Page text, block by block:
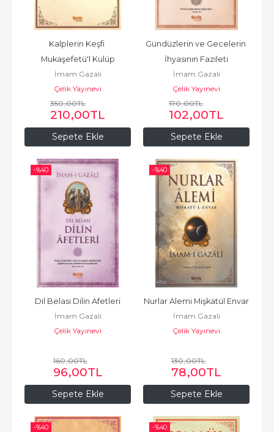
Sepete Ekle
Kalplerin Keşfi
Mukaşefetü'l Kulüp
İmam Gazali
Çelik Yayınevi
350,00TL
210,00TL
Sepete Ekle
Gündüzlerin ve Gecelerin
İhyasının Fazileti
İmam Gazali
Çelik Yayınevi
170,00TL
102,00TL
-%40
Sepete Ekle
Dil Belası Dilin Afetleri
İmam Gazali
Çelik Yayınevi
160,00TL
96,00TL
-%40
Sepete Ekle
Nurlar Alemi Mişkatül Envar
İmam Gazali
Çelik Yayınevi
130,00TL
78,00TL
-%40 -%40